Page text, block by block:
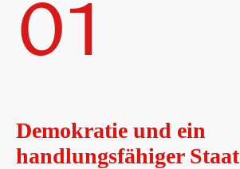
01
Demokratie und ein
handlungsfähiger Staat